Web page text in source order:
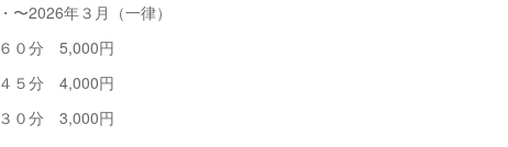
・〜2026年３月（一律）
６０分 5,000円
４５分 4,000円
３０分 3,000円